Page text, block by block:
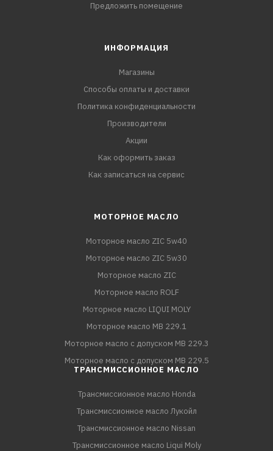
Предложить помещение
ИНФОРМАЦИЯ
Магазины
Способы оплаты и доставки
Политика конфиденциальности
Производители
Акции
Как оформить заказ
Как записаться на сервис
МОТОРНОЕ МАСЛО
Моторное масло ZIC 5w40
Моторное масло ZIC 5w30
Моторное масло ZIC
Моторное масло ROLF
Моторное масло LIQUI MOLY
Моторное масло MB 229.1
Моторное масло с допуском MB 229.3
Моторное масло с допуском MB 229.5
ТРАНСМИССИОННОЕ МАСЛО
Трансмиссионное масло Honda
Трансмиссионное масло Лукойл
Трансмиссионное масло Nissan
Трансмиссионное масло Liqui Moly